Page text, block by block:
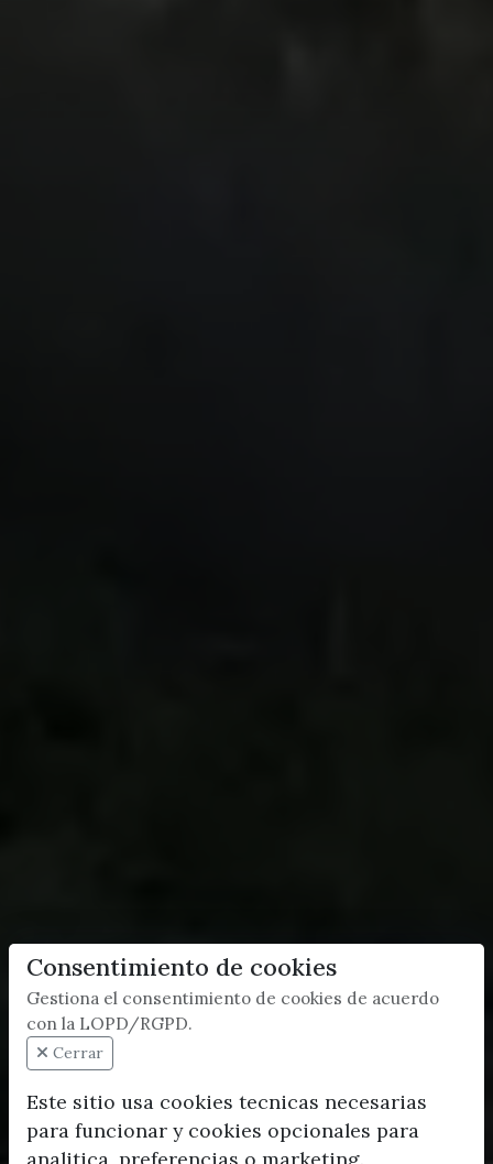
Consentimiento de cookies
Gestiona el consentimiento de cookies de acuerdo
con la LOPD/RGPD.
Cerrar
Este sitio usa cookies tecnicas necesarias
para funcionar y cookies opcionales para